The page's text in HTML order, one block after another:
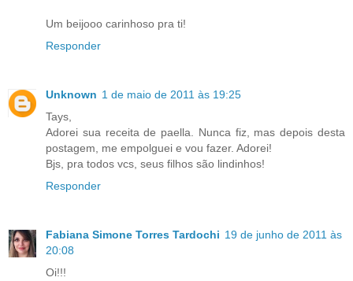
Um beijooo carinhoso pra ti!
Responder
Unknown 1 de maio de 2011 às 19:25
Tays,
Adorei sua receita de paella. Nunca fiz, mas depois desta
postagem, me empolguei e vou fazer. Adorei!
Bjs, pra todos vcs, seus filhos são lindinhos!
Responder
Fabiana Simone Torres Tardochi 19 de junho de 2011 às
20:08
Oi!!!